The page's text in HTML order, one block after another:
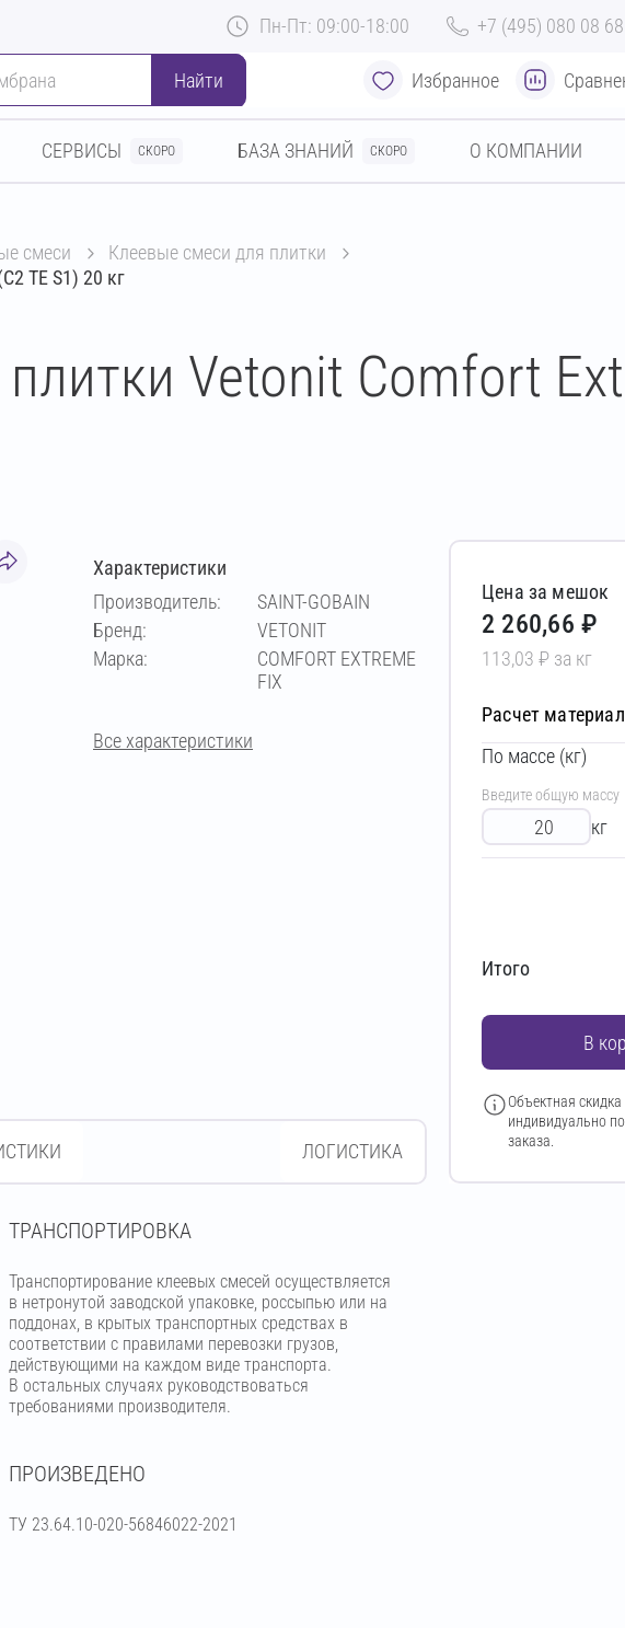
Пн-Пт: 09:00-18:00 +7 (495) 080 08 68
Найти Избранное
СЕРВИСЫ СКОРО БАЗА ЗНАНИЙ СКОРО О КОМПАНИИ
смеси
клеевые смеси для плитки
TE S1) 20 кг
Vetonit Comfort
Характеристики
Производитель:
SAINT-GOBAIN
Бренд:
VETONIT
Марка:
COMFORT EXTREME
FIX
Все характеристики
ЛОГИСТИКА
ТРАНСПОРТИРОВКА
Транспортирование клеевых смесей осуществляется
в нетронутой заводской упаковке, россыпью или на
поддонах, в крытых транспортных средствах в
соответствии с правилами перевозки грузов,
действующими на каждом виде транспорта.
В остальных случаях руководствоваться
требованиями производителя.
ПРОИЗВЕДЕНО
ТУ 23.64.10-020-56846022-2021
Цена за мешок
2 260,66 ₽
113,03 ₽ за кг
Расчет
По массе (кг)
Введите общую массу
кг
Итого
В
Объектная
индивидуально
заказа.